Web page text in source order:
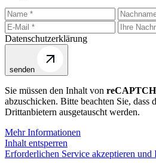
Datenschutzerklärung
senden
Sie müssen den Inhalt von
abzuschicken. Bitte beachten Sie, dass
Drittanbietern ausgetauscht werden.
Mehr Informationen
Inhalt entsperren
Erforderlichen Service akzeptieren und